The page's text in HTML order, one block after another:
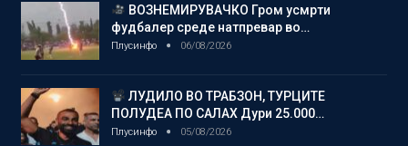
ВОЗНЕМИРУВАЧКО Гром усмрти
фудбалер среде натпревар во…
Плусинфо 06/08/2026
ЛУДИЛО ВО ТРАБЗОН, ТУРЦИТЕ
ПОЛУДЕА ПО САЛАХ Дури 25.000…
Плусинфо 05/08/2026